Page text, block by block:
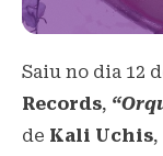
Saiu no dia 12
Records,
de Kali Uchis,